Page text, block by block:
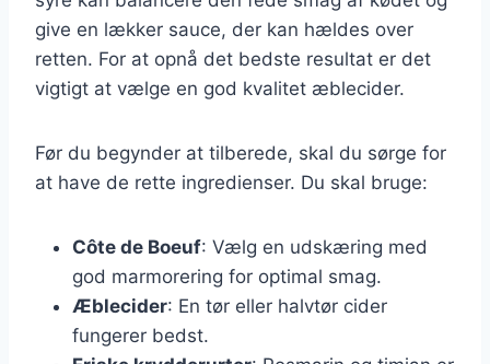
give en lækker sauce, der kan hældes over
retten. For at opnå det bedste resultat er det
vigtigt at vælge en god kvalitet æblecider.
Før du begynder at tilberede, skal du sørge for
at have de rette ingredienser. Du skal bruge:
Côte de Boeuf: Vælg en udskæring med
god marmorering for optimal smag.
Æblecider: En tør eller halvtør cider
fungerer bedst.